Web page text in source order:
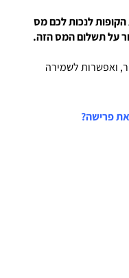
לנכות לכם מס
על תשלום המס הזה.
ואפשרות לשמירה
פרישה?